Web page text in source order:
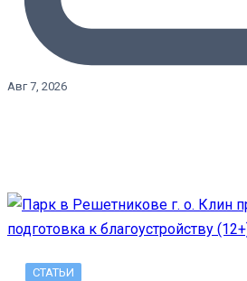
Авг 7, 2026
СТАТЬИ